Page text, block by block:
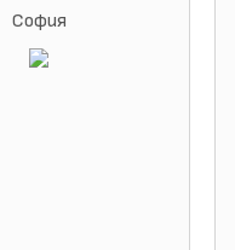
София